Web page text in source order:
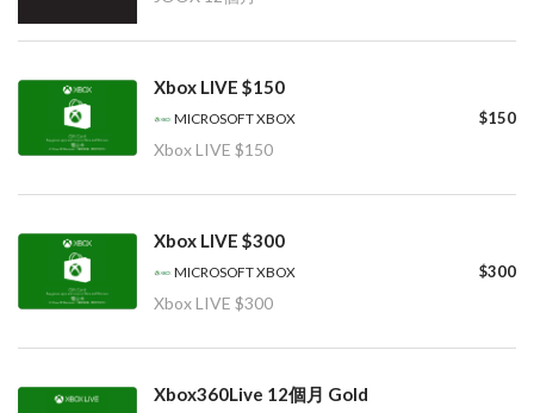
Xbox LIVE $150
$150
MICROSOFT XBOX
Xbox LIVE $150
Xbox LIVE $300
$300
MICROSOFT XBOX
Xbox LIVE $300
Xbox360Live 12個月 Gold